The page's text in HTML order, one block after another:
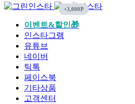
이벤트&할인🎁
인스타그램
유튜브
네이버
틱톡
페이스북
기타상품
고객센터